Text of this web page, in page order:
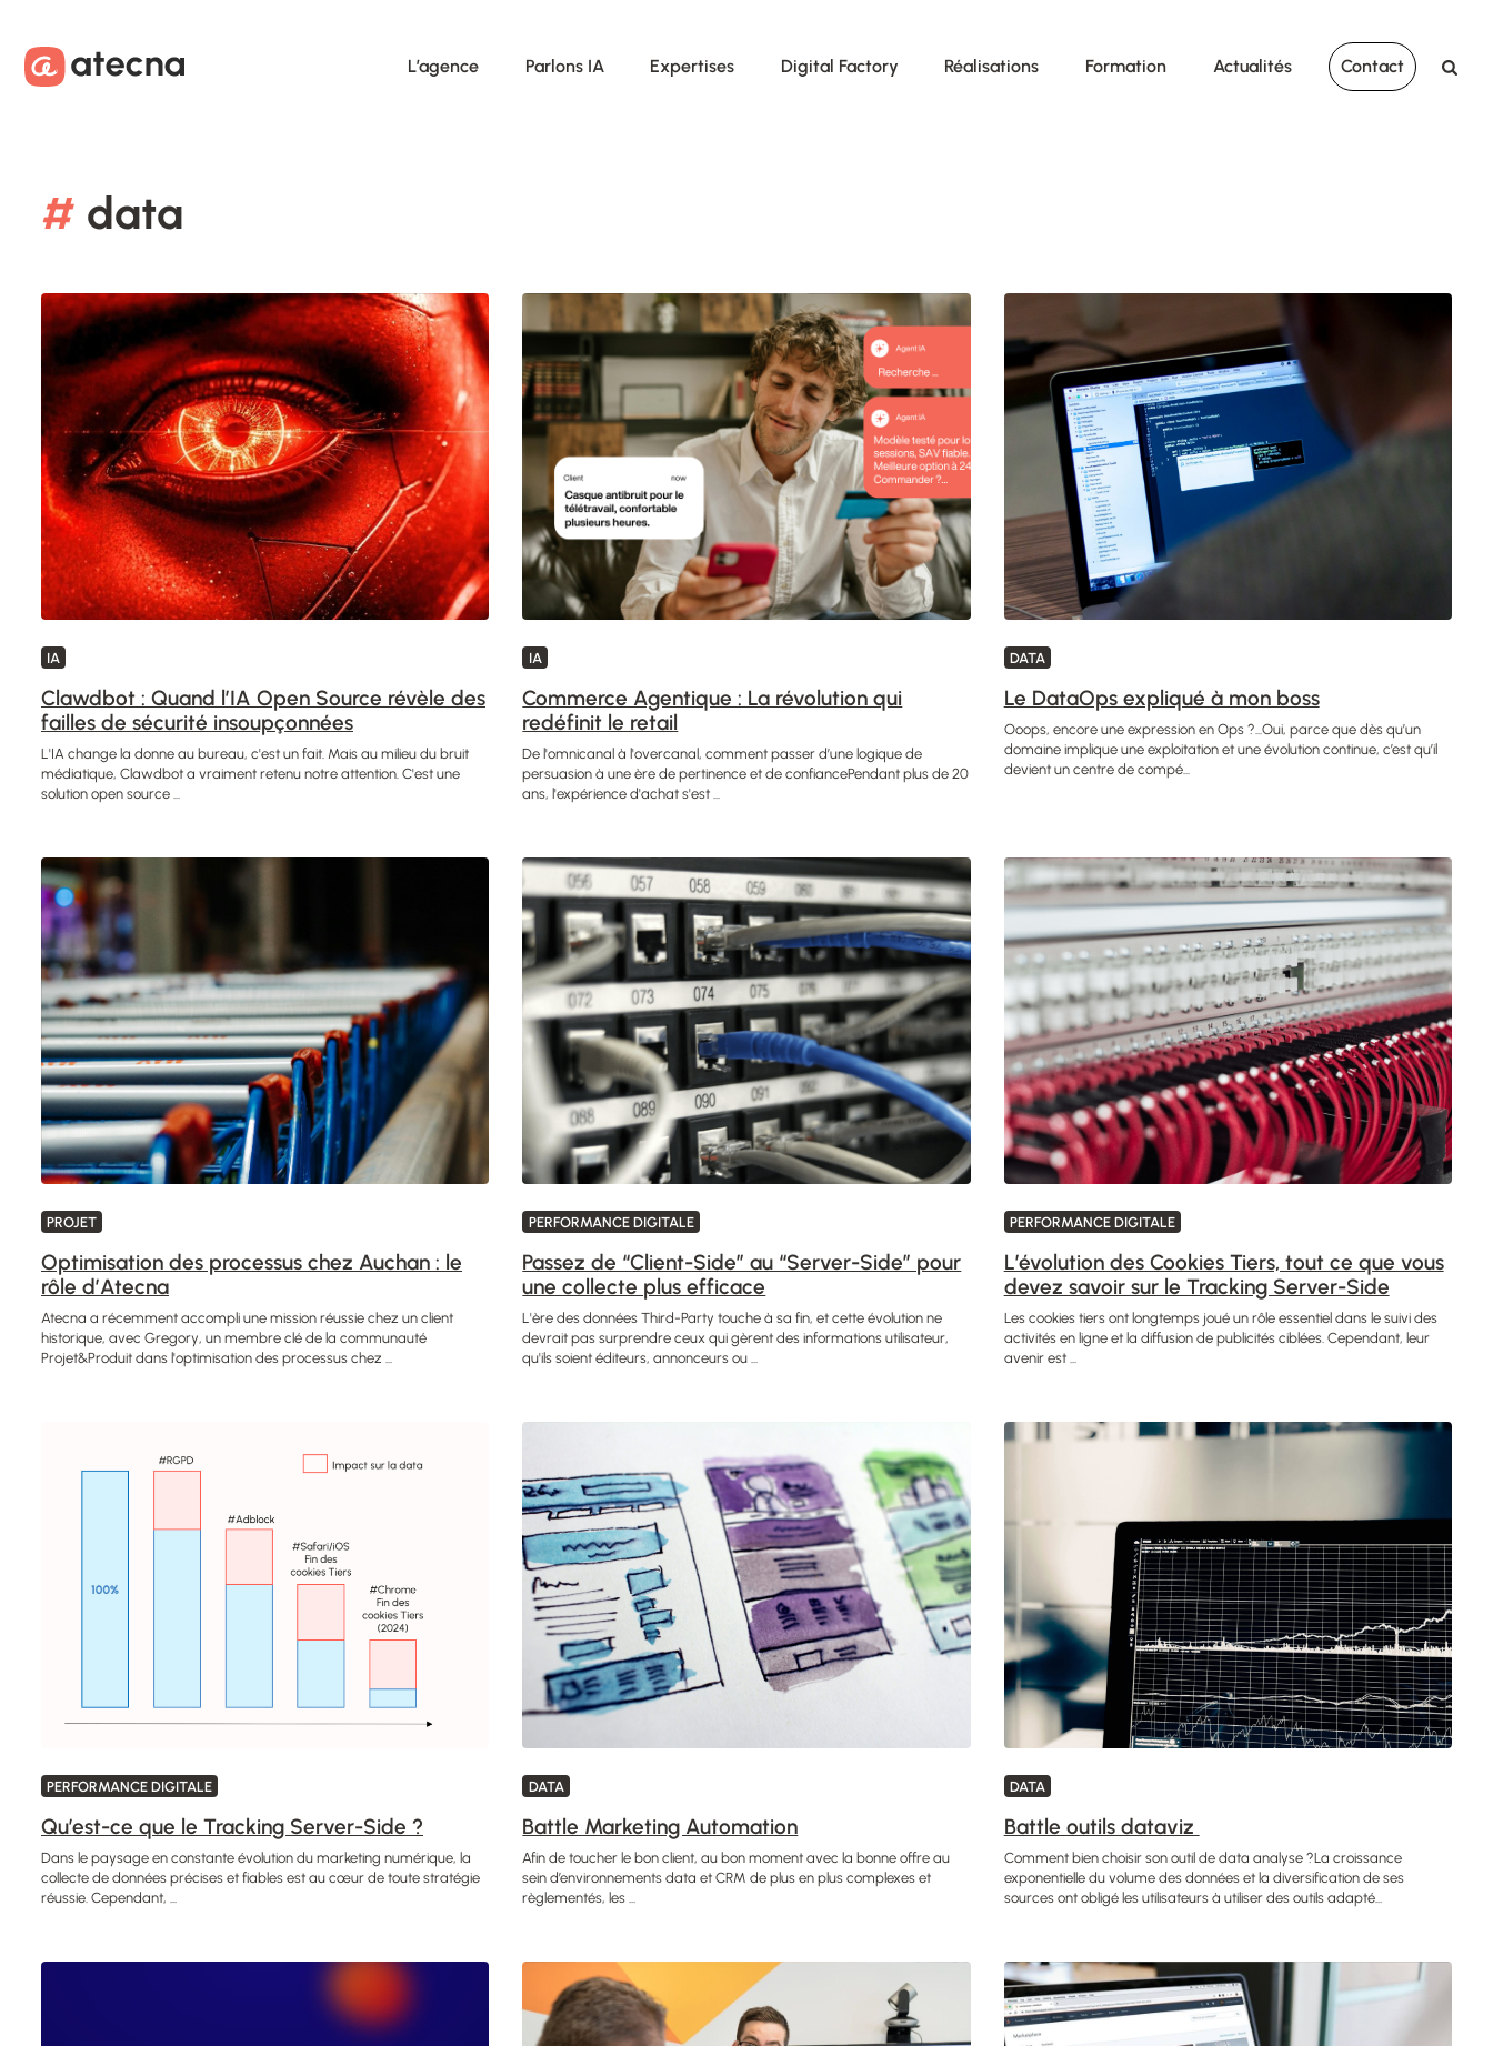
L’agence Parlons IA Expertises Digital Factory Réalisations Formation Actualités Contact
# data
IA
Clawdbot : Quand l’IA Open Source révèle des
failles de sécurité insoupçonnées
L'IA change la donne au bureau, c'est un fait. Mais au milieu du bruit
médiatique, Clawdbot a vraiment retenu notre attention. C'est une
solution open source ...
IA
Commerce Agentique : La révolution qui
redéfinit le retail
De l'omnicanal à l'overcanal, comment passer d’une logique de
persuasion à une ère de pertinence et de confiancePendant plus de 20
ans, l'expérience d'achat s'est ...
DATA
Le DataOps expliqué à mon boss
Ooops, encore une expression en Ops ?...Oui, parce que dès qu’un
domaine implique une exploitation et une évolution continue, c’est qu’il
devient un centre de compé...
PROJET
Optimisation des processus chez Auchan : le
rôle d’Atecna
Atecna a récemment accompli une mission réussie chez un client
historique, avec Gregory, un membre clé de la communauté
Projet&Produit dans l'optimisation des processus chez ...
PERFORMANCE DIGITALE
Passez de “Client-Side” au “Server-Side” pour
une collecte plus efficace
L'ère des données Third-Party touche à sa fin, et cette évolution ne
devrait pas surprendre ceux qui gèrent des informations utilisateur,
qu'ils soient éditeurs, annonceurs ou ...
PERFORMANCE DIGITALE
L’évolution des Cookies Tiers, tout ce que vous
devez savoir sur le Tracking Server-Side
Les cookies tiers ont longtemps joué un rôle essentiel dans le suivi des
activités en ligne et la diffusion de publicités ciblées. Cependant, leur
avenir est ...
PERFORMANCE DIGITALE
Qu’est-ce que le Tracking Server-Side ?
Dans le paysage en constante évolution du marketing numérique, la
collecte de données précises et fiables est au cœur de toute stratégie
réussie. Cependant, ...
DATA
Battle Marketing Automation
Afin de toucher le bon client, au bon moment avec la bonne offre au
sein d’environnements data et CRM de plus en plus complexes et
règlementés, les ...
DATA
Battle outils dataviz
Comment bien choisir son outil de data analyse ?La croissance
exponentielle du volume des données et la diversification de ses
sources ont obligé les utilisateurs à utiliser des outils adapté...